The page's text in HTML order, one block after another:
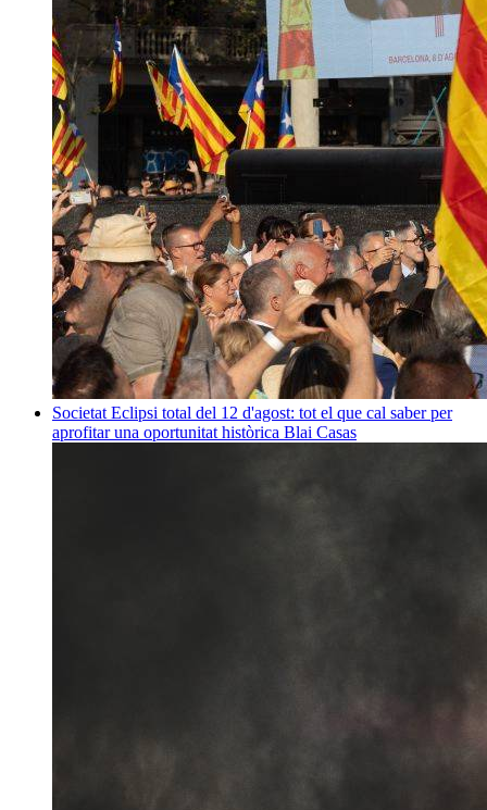
Societat Eclipsi total del 12 d'agost: tot el que cal saber per
aprofitar una oportunitat històrica Blai Casas